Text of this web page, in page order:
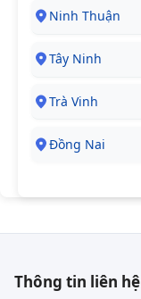
Ninh Thuận
Tây Ninh
Trà Vinh
Đồng Nai
Thông tin liên hệ